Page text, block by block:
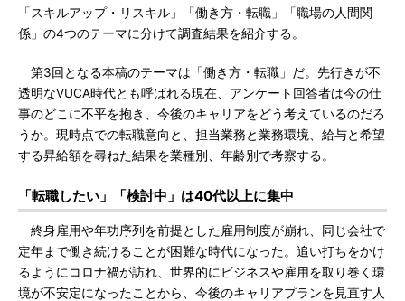
「スキルアップ・リスキル」「働き方・転職」「職場の人間関
係」の4つのテーマに分けて調査結果を紹介する。
第3回となる本稿のテーマは「働き方・転職」だ。先行きが不
透明なVUCA時代とも呼ばれる現在、アンケート回答者は今の仕
事のどこに不平を抱き、今後のキャリアをどう考えているのだろ
うか。現時点での転職意向と、担当業務と業務環境、給与と希望
する昇給額を尋ねた結果を業種別、年齢別で考察する。
「転職したい」「検討中」は40代以上に集中
終身雇用や年功序列を前提とした雇用制度が崩れ、同じ会社で
定年まで働き続けることが困難な時代になった。追い打ちをかけ
るようにコロナ禍が訪れ、世界的にビジネスや雇用を取り巻く環
境が不安定になったことから、今後のキャリアプランを見直す人